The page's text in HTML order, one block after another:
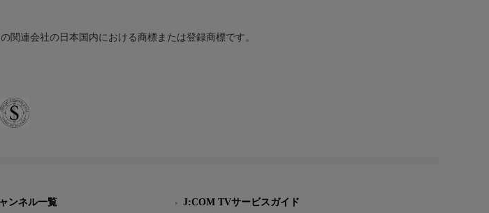
関連会社の日本国内における商標または登録商標です。
ンネル一覧
J:COM TVサービスガイド